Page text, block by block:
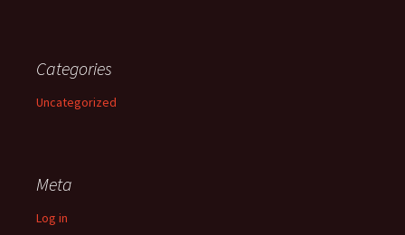
Categories
Uncategorized
Meta
Log in